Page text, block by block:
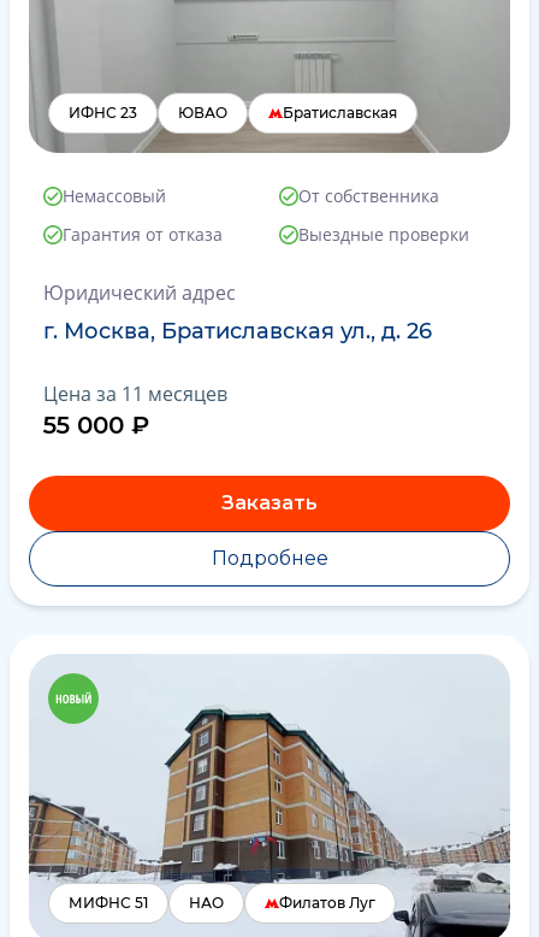
ИФНС 23 ЮВАО Братиславская
Немассовый
От собственника
Гарантия от отказа
Выездные проверки
Юридический адрес
г. Москва, Братиславская ул., д. 26
Цена за 11 месяцев
55 000 ₽
Заказать
Подробнее
МИФНС 51 НАО Филатов Луг